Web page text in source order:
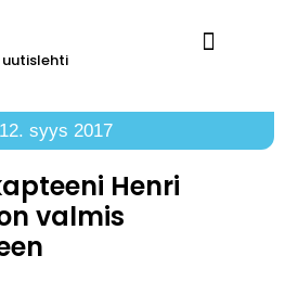
12. syys 2017
Henri
valmis